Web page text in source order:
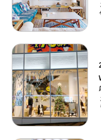
ブログ
会社案内
キャンペーン
SDGs